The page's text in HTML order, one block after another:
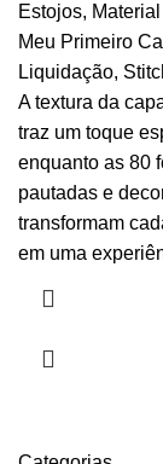
Estojos,
Meu Primeiro
Liquidação,
A textura da
traz um toque
enquanto as 80
pautadas e
transformam
em uma